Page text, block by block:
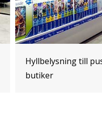
Hyllbelysning till
butiker